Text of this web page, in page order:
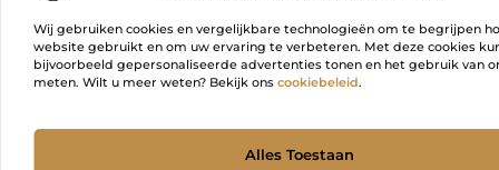
Wij gebruiken cookies en vergelijkbare technologieën om te begrijpen
website gebruikt en om uw ervaring te verbeteren. Met deze cookies
bijvoorbeeld gepersonaliseerde advertenties tonen en het gebruik van
meten. Wilt u meer weten? Bekijk ons cookiebeleid.
Alles Toestaan